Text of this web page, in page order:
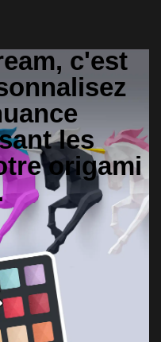
c'est
les
origami